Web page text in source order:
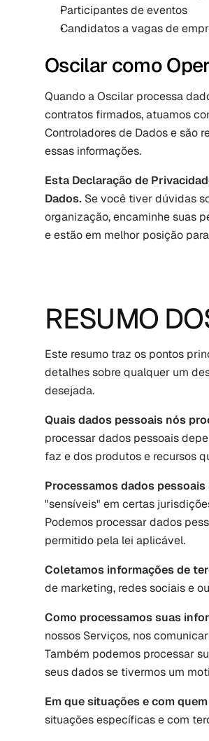
Participantes de eventos
Candidatos a vagas de
Oscilar como
Quando a Oscilar processa
contratos firmados, atuamos
Controladores de Dados e são
essas informações.
Esta Declaração de
Dados. Se você tiver dúvidas
organização, encaminhe suas
e estão em melhor posição
RESUMO
Este resumo traz os pontos
detalhes sobre qualquer um
desejada.
Quais dados pessoais nós
processar dados pessoais
faz e dos produtos e recursos
Processamos dados
"sensíveis" em certas
Podemos processar dados
permitido pela lei aplicável.
Coletamos informações de
de marketing, redes sociais e
Como processamos suas
nossos Serviços, nos
Também podemos processar
seus dados se tivermos um
Em que situações e com
situações específicas e com